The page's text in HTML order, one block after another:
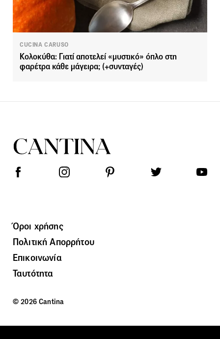
CUCINA CARUSO
Κολοκύθα: Γιατί αποτελεί «μυστικό» όπλο στη
φαρέτρα κάθε μάγειρα; (+συνταγές)
Όροι χρήσης
Πολιτική Απορρήτου
Επικοινωνία
Ταυτότητα
© 2026 Cantina